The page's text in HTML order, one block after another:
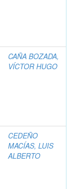
CAÑA BOZADA,
VÍCTOR HUGO
CEDEÑO
MACÍAS, LUIS
ALBERTO